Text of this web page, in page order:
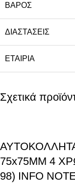
ΒΆΡΟΣ
ΔΙΑΣΤΆΣΕΙΣ
ΕΤΑΙΡΊΑ
Σχετικά
75x75MM 4
98) INFO